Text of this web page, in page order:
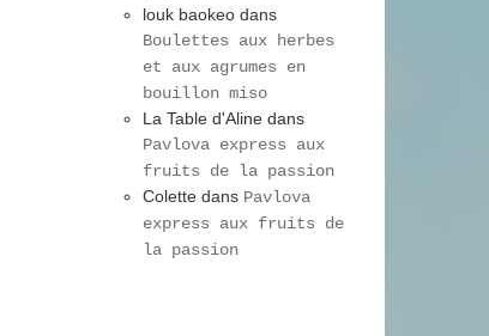
louk baokeodans
Boulettes aux herbes
et aux agrumes en
bouillon miso
La Table d'Alinedans
Pavlova express aux
fruits de la passion
Colettedans Pavlova
express aux fruits de
la passion